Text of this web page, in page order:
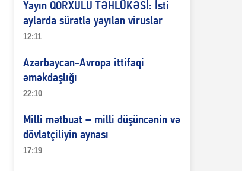
Yayın QORXULU TƏHLÜKƏSİ: İsti
aylarda sürətlə yayılan viruslar
12:11
Azərbaycan-Avropa ittifaqi
əməkdaşlığı
22:10
Milli mətbuat – milli düşüncənin və
dövlətçiliyin aynası
17:19